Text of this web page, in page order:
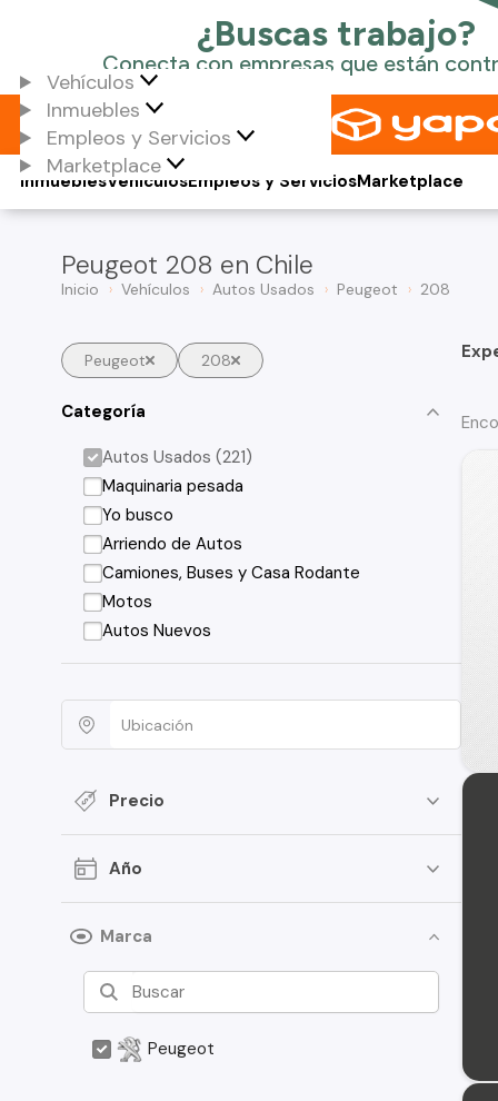
Vehículos
Inmuebles
Empleos y Servicios
Marketplace
Vehículos
Inmuebles Empleos y ServiciosMarketplace
Peugeot 208 en Chile
Inicio Vehículos Autos Usados Peugeot 208
Peugeot 208
Categoría
Autos Usados (221)
Maquinaria pesada
Yo busco
Arriendo de Autos
Camiones, Buses y Casa Rodante
Motos
Autos Nuevos
Precio
Año
Marca
Peugeot